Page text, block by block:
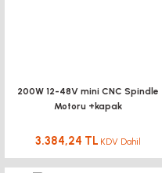
200W 12-48V mini CNC Spindle
Motoru +kapak
3.384,24 TL KDV Dahil